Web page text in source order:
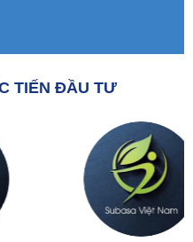
TIẾN ĐẦU TƯ